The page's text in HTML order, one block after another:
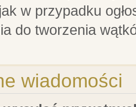
w przypadku
do tworzenia
wiadomości